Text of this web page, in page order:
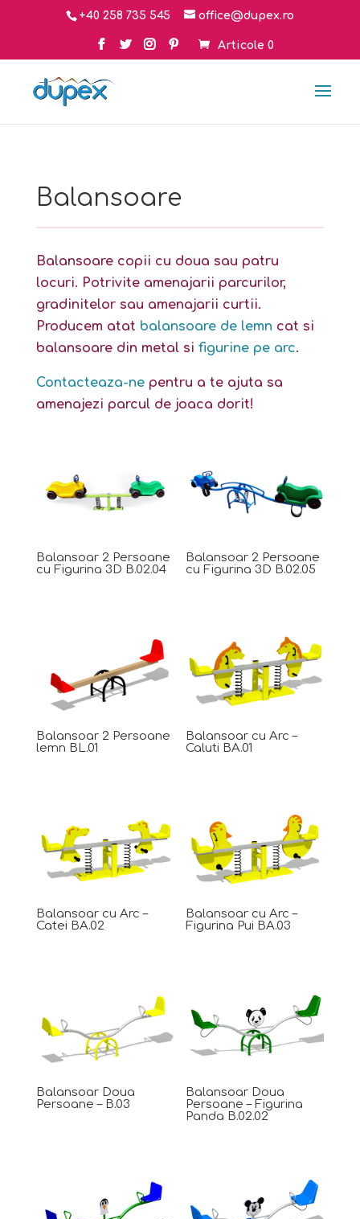
+40 258 735 545 office@dupex.ro
Articole 0
Balansoare
Balansoare copii cu doua sau patru
locuri. Potrivite amenajarii parcurilor,
gradinitelor sau amenajarii curtii.
Producem atat balansoare de lemn cat si
balansoare din metal si figurine pe arc.
Contacteaza-nepentru a te ajuta sa
amenajezi parcul de joaca dorit!
Balansoar 2 Persoane
cu Figurina 3D B.02.04
Balansoar 2 Persoane
cu Figurina 3D B.02.05
Balansoar 2 Persoane
lemn BL.01
Balansoar cu Arc –
Caluti BA.01
Balansoar cu Arc –
Catei BA.02
Balansoar cu Arc –
Figurina Pui BA.03
Balansoar Doua
Persoane – B.03
Balansoar Doua
Persoane – Figurina
Panda B.02.02